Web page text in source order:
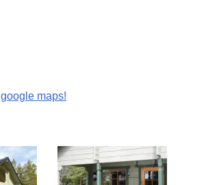
google maps!